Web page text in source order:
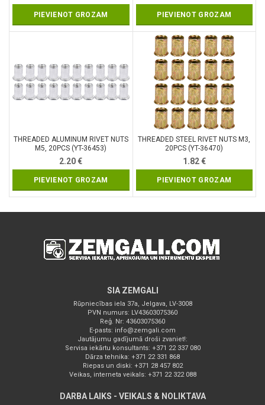
PIEVIENOT GROZAM PIEVIENOT GROZAM
THREADED ALUMINUM RIVET NUTS
M5, 20PCS (YT-36453)
2.20€
PIEVIENOT GROZAM
THREADED STEEL RIVET NUTS M3,
20PCS (YT-36470)
1.82€
PIEVIENOT GROZAM
SIA ZEMGALI
Rūpniecības iela 37a, Jelgava, LV-3008
PVN numurs: LV43603075360
Reģ. Nr: 43603075360
E-pasts: info@zemgali.com
Jautājumu gadījumā droši zvaniet!:
Servisa iekārtu konsultants: +371 22 337 080
Dārza tehnika: +371 22 331 868
Riepas un diski: +371 28 457 802
Veikas, interneta veikals: +371 22 322 088
DARBA LAIKS - VEIKALS & NOLIKTAVA